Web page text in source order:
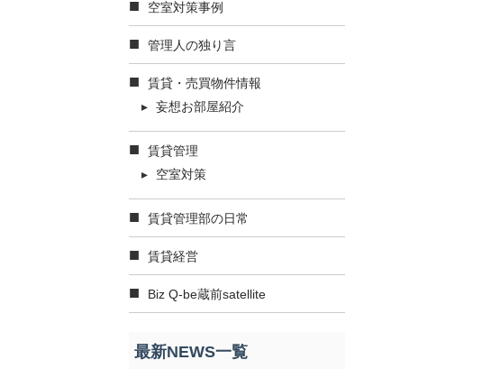
空室対策事例
管理人の独り言
賃貸・売買物件情報
妄想お部屋紹介
賃貸管理
空室対策
賃貸管理部の日常
賃貸経営
Biz Q-be蔵前satellite
最新NEWS一覧